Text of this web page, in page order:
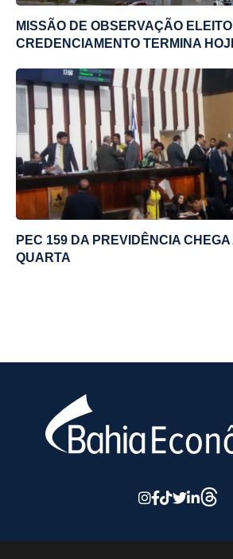
MISSÃO DE OBSERVAÇÃO
CREDENCIAMENTO TERMINA
PEC 159 DA PREVIDÊNCIA
QUARTA